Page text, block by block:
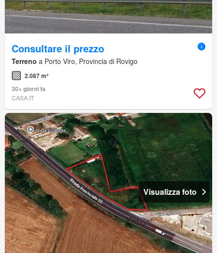
Consultare il prezzo
Terreno a Porto Viro, Provincia di Rovigo
2.087 m²
30+ giorni fa
CASA.IT
Visualizza foto